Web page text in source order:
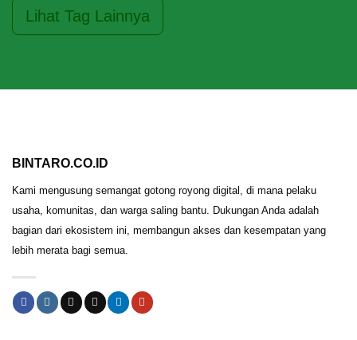
Lihat Tag Lainnya
BINTARO.CO.ID
Kami mengusung semangat gotong royong digital, di mana pelaku
usaha, komunitas, dan warga saling bantu. Dukungan Anda adalah
bagian dari ekosistem ini, membangun akses dan kesempatan yang
lebih merata bagi semua.